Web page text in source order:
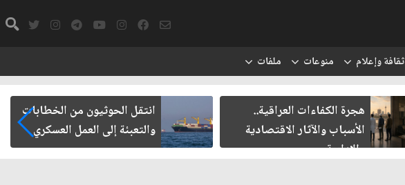
ثقافة وإعلام منوعات ملفات
هجرة الكفاءات العراقية..
الأسباب والآثار الاقتصادية
والإدارية
انتقل الحوثيون من الخطابات
والتعبئة إلى العمل العسكري